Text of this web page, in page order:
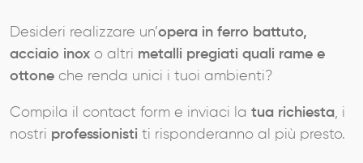
Desideri realizzare un’opera in ferro battuto,
acciaio inox o altri metalli pregiati quali rame e
ottone che renda unici i tuoi ambienti?
Compila il contact form e inviaci la tua richiesta, i
nostri professionisti ti risponderanno al più presto.